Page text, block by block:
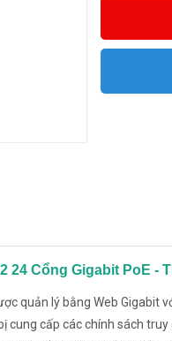
24 Cổng Gigabit PoE -
quản lý bằng Web Gigabit
cung cấp các chính sách